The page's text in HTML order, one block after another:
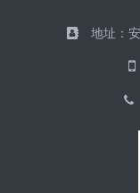
地址：